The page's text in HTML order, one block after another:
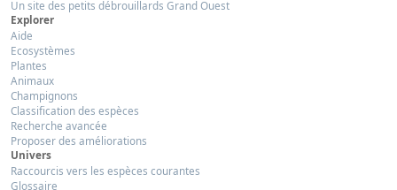
Un site des petits débrouillards Grand Ouest
Explorer
Aide
Ecosystèmes
Plantes
Animaux
Champignons
Classification des espèces
Recherche avancée
Proposer des améliorations
Univers
Raccourcis vers les espèces courantes
Glossaire